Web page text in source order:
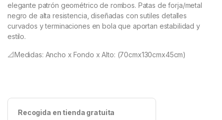
elegante patrón geométrico de rombos. Patas de forja/metal
negro de alta resistencia, diseñadas con sutiles detalles
curvados y terminaciones en bola que aportan estabilidad y
estilo.
📐Medidas: Ancho x Fondo x Alto: (70cmx130cmx45cm)
Recogida en tienda gratuita